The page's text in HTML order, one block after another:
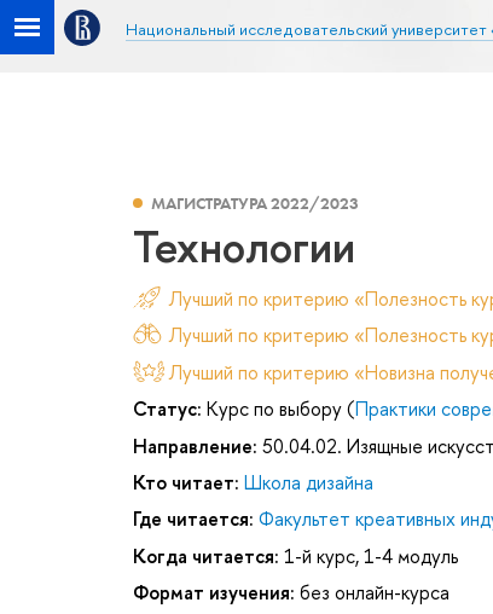
Национальный исследовательский
МАГИСТРАТУРА 2022/2023
Технологии
Лучший по критерию «Полезность
Лучший по критерию «Полезность
Лучший по критерию «Новизна
Статус: Курс по выбору (Практики
Направление: 50.04.02. Изящные
Кто читает: Школа дизайна
Где читается: Факультет креативных
Когда читается: 1-й курс, 1-4 модуль
Формат изучения: без онлайн-курса